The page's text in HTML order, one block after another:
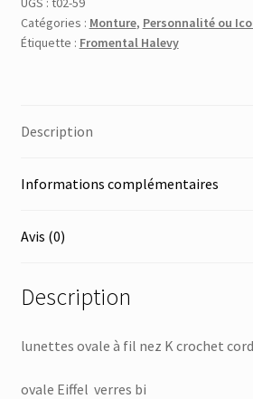
Catégories : Monture, Personnalité ou
Étiquette : Fromental Halevy
Description
Informations complémentaires
Avis (0)
Description
lunettes ovale à fil nez K crochet
ovale Eiffel verres bi